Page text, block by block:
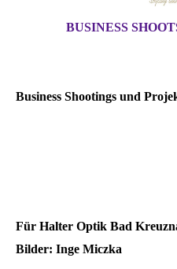
BUSINESS
Business Shootings und
Für Halter Optik Bad
Bilder: Inge Miczka